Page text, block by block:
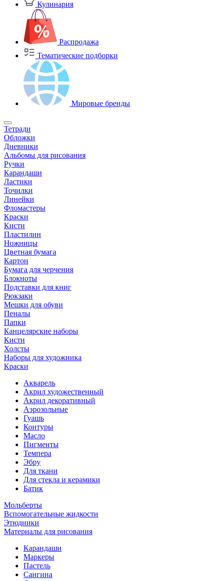
Кулинария
Распродажа
Тематические подборки
Мировые бренды
Тетради
Обложки
Дневники
Альбомы для рисования
Ручки
Карандаши
Ластики
Точилки
Линейки
Фломастеры
Краски
Кисти
Пластилин
Ножницы
Цветная бумага
Картон
Бумага для черчения
Блокноты
Подставки для книг
Рюкзаки
Мешки для обуви
Пеналы
Папки
Канцелярские наборы
Кисти
Холсты
Наборы для художника
Краски
Акварель
Акрил художественный
Акрил декоративный
Аэрозольные
Гуашь
Контуры
Масло
Пигменты
Темпера
Эбру
Для ткани
Для стекла и керамики
Батик
Мольберты
Вспомогательные жидкости
Этюдники
Материалы для рисования
Карандаши
Маркеры
Пастель
Сангина